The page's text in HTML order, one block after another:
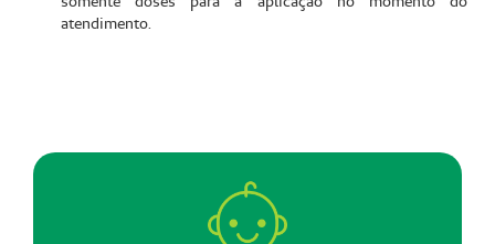
atendimento.